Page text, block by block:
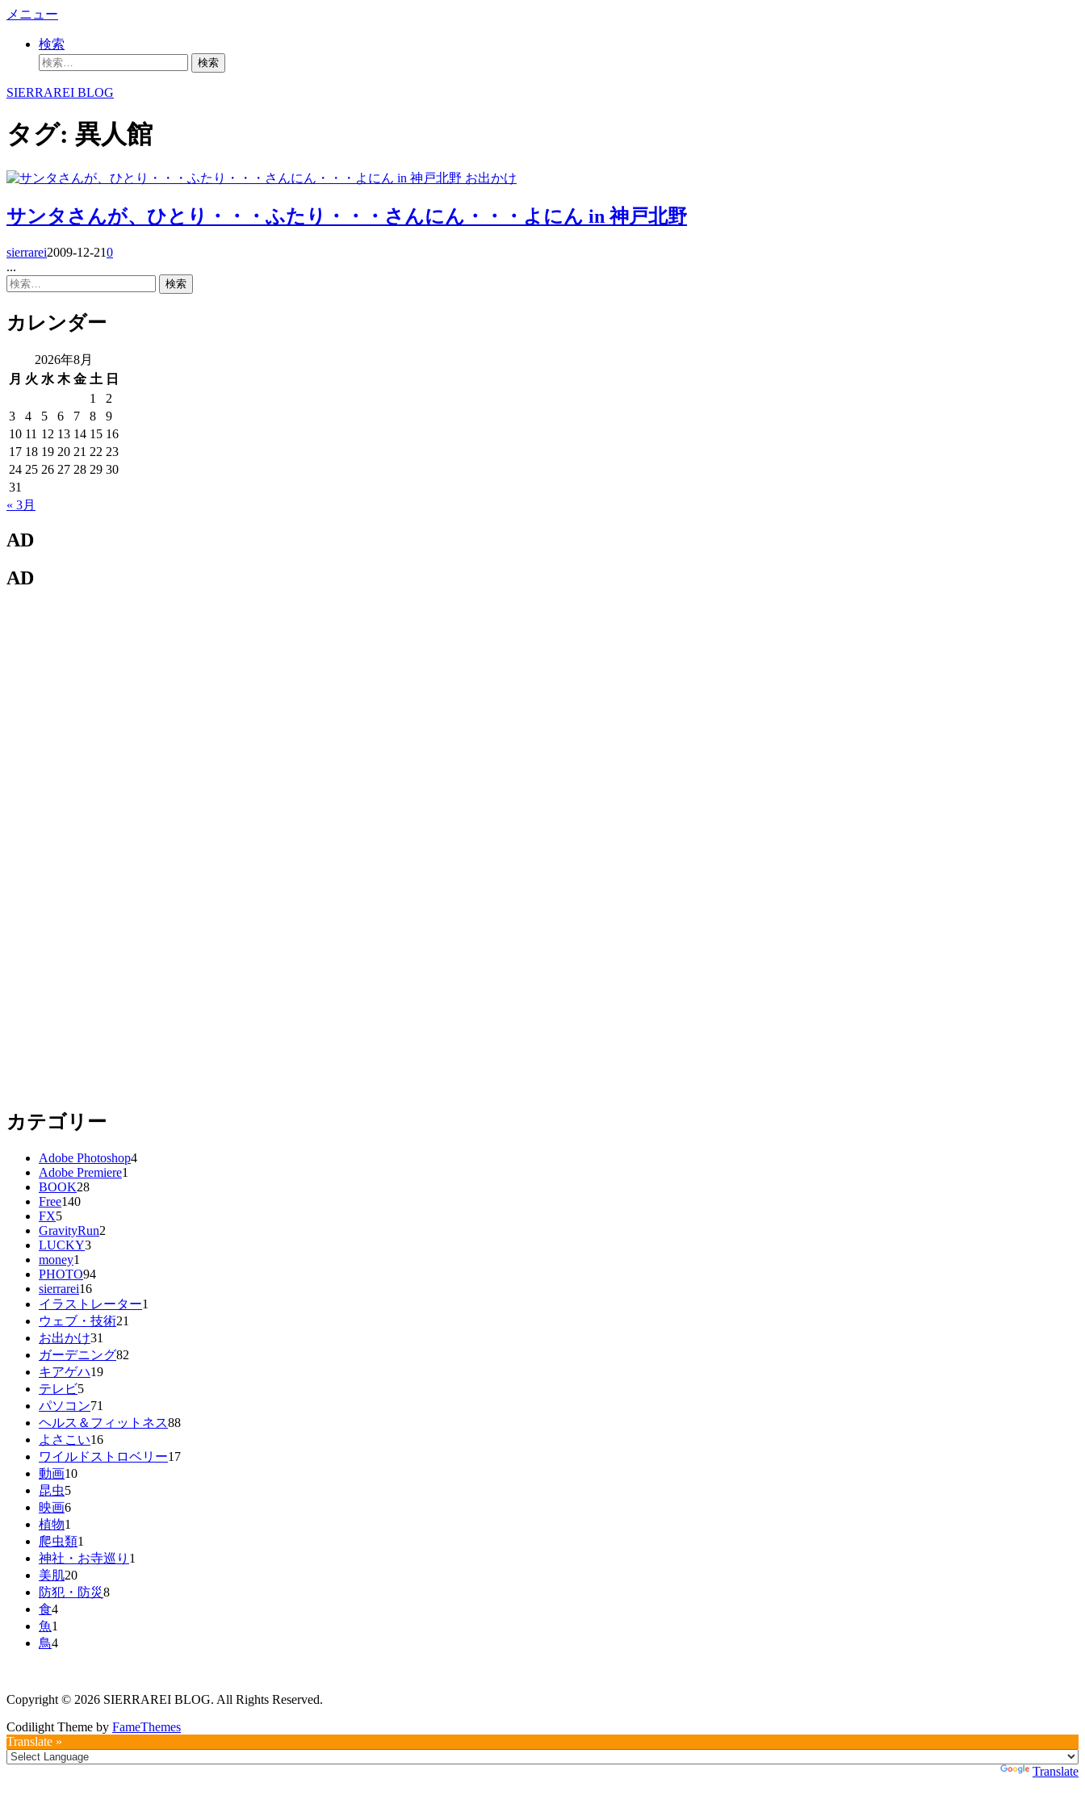
コ
へ
キ
ッ
メニュー
検索
検
SIERRAREI BLOG
タグ: 異人館
お出かけ
サンタさんが、ひとり・・・ふたり・・・さんにん・・・よにん in 神戸北野
sierrarei2009-12-210
...
検
カレンダー
2026年8月
月 火 水 木 金 土 日
1
2
3
4 5 6 7 8
9
10 11 12 13 14 15 16
17 18 19 20 21 22 23
24 25 26 27 28 29 30
31
« 3月
AD
AD
カテゴリー
Adobe Photoshop4
Adobe Premiere1
BOOK28
Free140
FX5
GravityRun2
LUCKY3
money1
PHOTO94
sierrarei16
イラストレーター1
ウェブ・技術21
お出かけ31
ガーデニング82
キアゲハ19
テレビ5
パソコン71
ヘルス＆フィットネス88
よさこい16
ワイルドストロベリー17
動画10
昆虫5
映画6
植物1
爬虫類1
神社・お寺巡り 1
美肌20
防犯・防災8
食4
魚1
鳥4
Copyright © 2026 SIERRAREI BLOG. All Rights Reserved.
Codilight Theme by FameThemes
Translate »
Translate